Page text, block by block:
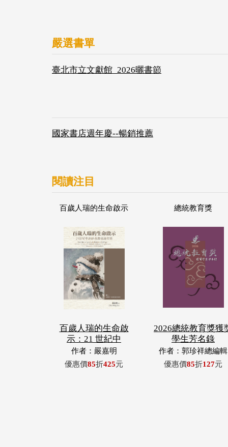
嚴選書單
臺北市立文獻館_2026曬書節
國家書店週年慶--暢銷推薦
閱讀注目
百歲人瑞的生命啟示
百歲人瑞的生命啟
示：21 世紀中
作者：嚴嘉明
優惠價85折425元
總統教育獎
2026總統教育獎獲
學生芳名錄
作者：郭珍祥總編輯
優惠價85折127元